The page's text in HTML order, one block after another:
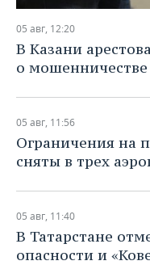
05 авг, 12:20
В Казани
о
05 авг, 11:56
Ограничения на
сняты в трех
05 авг, 11:40
В Татарстане
опасности и